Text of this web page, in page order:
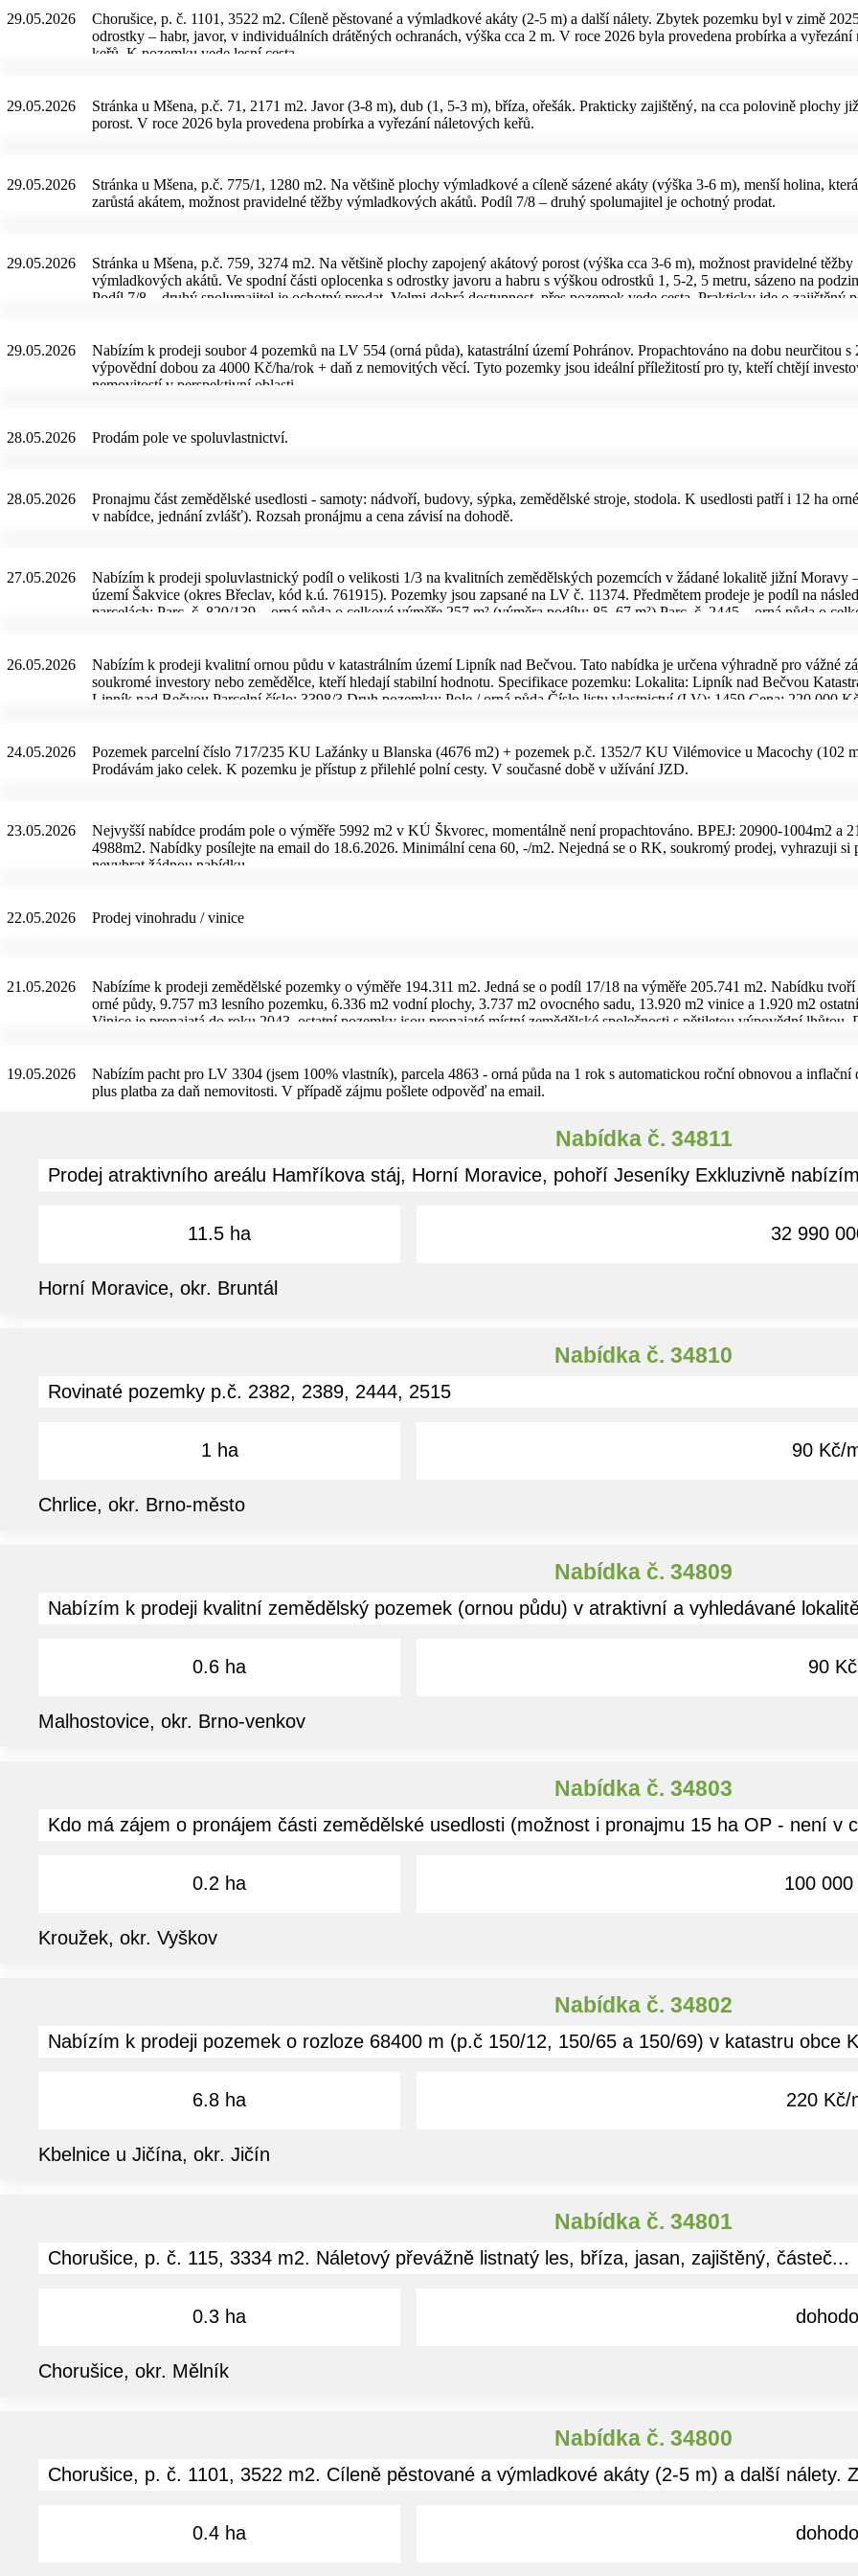
29.05.2026
Chorušice, p. č. 1101, 3522 m2. Cíleně pěstované a výmladkové akáty (2-5 m) a další nálety. Zbytek pozemku byl v zimě
odrostky – habr, javor, v individuálních drátěných ochranách, výška cca 2 m. V roce 2026 byla provedena probírka a vyřezání
keřů. K pozemku vede lesní cesta.
29.05.2026
Stránka u Mšena, p.č. 71, 2171 m2. Javor (3-8 m), dub (1, 5-3 m), bříza, ořešák. Prakticky zajištěný, na cca polovině plochy
porost. V roce 2026 byla provedena probírka a vyřezání náletových keřů.
29.05.2026
Stránka u Mšena, p.č. 775/1, 1280 m2. Na většině plochy výmladkové a cíleně sázené akáty (výška 3-6 m), menší holina,
zarůstá akátem, možnost pravidelné těžby výmladkových akátů. Podíl 7/8 – druhý spolumajitel je ochotný prodat.
29.05.2026
Stránka u Mšena, p.č. 759, 3274 m2. Na většině plochy zapojený akátový porost (výška cca 3-6 m), možnost pravidelné těžby
výmladkových akátů. Ve spodní části oplocenka s odrostky javoru a habru s výškou odrostků 1, 5-2, 5 metru, sázeno na
Podíl 7/8 – druhý spolumajitel je ochotný prodat. Velmi dobrá dostupnost, přes pozemek vede cesta. Prakticky jde o zajištěný
29.05.2026
Nabízím k prodeji soubor 4 pozemků na LV 554 (orná půda), katastrální území Pohránov. Propachtováno na dobu neurčitou s
výpovědní dobou za 4000 Kč/ha/rok + daň z nemovitých věcí. Tyto pozemky jsou ideální příležitostí pro ty, kteří chtějí
nemovitostí v perspektivní oblasti.
28.05.2026 Prodám pole ve spoluvlastnictví.
28.05.2026
Pronajmu část zemědělské usedlosti - samoty: nádvoří, budovy, sýpka, zemědělské stroje, stodola. K usedlosti patří i 12 ha
v nabídce, jednání zvlášť). Rozsah pronájmu a cena závisí na dohodě.
27.05.2026
Nabízím k prodeji spoluvlastnický podíl o velikosti 1/3 na kvalitních zemědělských pozemcích v žádané lokalitě jižní Moravy
území Šakvice (okres Břeclav, kód k.ú. 761915). Pozemky jsou zapsané na LV č. 11374. Předmětem prodeje je podíl na
parcelách: Parc. č. 820/139 – orná půda o celkové výměře 257 m² (výměra podílu: 85, 67 m²) Parc. č. 2445 – orná půda o
26.05.2026
Nabízím k prodeji kvalitní ornou půdu v katastrálním území Lipník nad Bečvou. Tato nabídka je určena výhradně pro vážné
soukromé investory nebo zemědělce, kteří hledají stabilní hodnotu. Specifikace pozemku: Lokalita: Lipník nad Bečvou
Lipník nad Bečvou Parcelní číslo: 3398/3 Druh pozemku: Pole / orná půda Číslo listu vlastnictví (LV): 1459 Cena: 220 000
mnou. Neplatíte žádnou provizi realitní kanceláři. DŮLEŽITÉ UPOZORNĚNÍ: Tento inzerát je určen pouze pro vážné a
zájemce. RK, překupníci a osoby, které s pozemky pouze kšeftují, prosím nereagujte. Nabídky od spekulantů budou
24.05.2026
Pozemek parcelní číslo 717/235 KU Lažánky u Blanska (4676 m2) + pozemek p.č. 1352/7 KU Vilémovice u Macochy (102
Prodávám jako celek. K pozemku je přístup z přilehlé polní cesty. V současné době v užívání JZD.
23.05.2026
Nejvyšší nabídce prodám pole o výměře 5992 m2 v KÚ Škvorec, momentálně není propachtováno. BPEJ: 20900-1004m2 a
4988m2. Nabídky posílejte na email do 18.6.2026. Minimální cena 60, -/m2. Nejedná se o RK, soukromý prodej, vyhrazuji si
nevybrat žádnou nabídku.
22.05.2026 Prodej vinohradu / vinice
21.05.2026
Nabízíme k prodeji zemědělské pozemky o výměře 194.311 m2. Jedná se o podíl 17/18 na výměře 205.741 m2. Nabídku
orné půdy, 9.757 m3 lesního pozemku, 6.336 m2 vodní plochy, 3.737 m2 ovocného sadu, 13.920 m2 vinice a 1.920 m2
Vinice je pronajatá do roku 2043, ostatní pozemky jsou pronajaté místní zemědělské společnosti s pětiletou výpovědní lhůtou.
prodávaných pozemků a LHO lesního pozemku zašleme na vyžádání emailem.
19.05.2026
Nabízím pacht pro LV 3304 (jsem 100% vlastník), parcela 4863 - orná půda na 1 rok s automatickou roční obnovou a inflační
plus platba za daň nemovitosti. V případě zájmu pošlete odpověď na email.
Nabídka č. 34811
Prodej atraktivního areálu Hamříkova stáj, Horní Moravice, pohoří Jeseníky Exkluzivně
11.5 ha 32 990
Horní Moravice, okr. Bruntál
Nabídka č. 34810
Rovinaté pozemky p.č. 2382, 2389, 2444, 2515
1 ha 90 Kč/
Chrlice, okr. Brno-město
Nabídka č. 34809
Nabízím k prodeji kvalitní zemědělský pozemek (ornou půdu) v atraktivní a vyhledávané
0.6 ha 90 Kč
Malhostovice, okr. Brno-venkov
Nabídka č. 34803
Kdo má zájem o pronájem části zemědělské usedlosti (možnost i pronajmu 15 ha OP - není v
0.2 ha 100 000
Kroužek, okr. Vyškov
Nabídka č. 34802
Nabízím k prodeji pozemek o rozloze 68400 m (p.č 150/12, 150/65 a 150/69) v katastru obce
6.8 ha 220 Kč/
Kbelnice u Jičína, okr. Jičín
Nabídka č. 34801
Chorušice, p. č. 115, 3334 m2. Náletový převážně listnatý les, bříza, jasan, zajištěný, částeč...
0.3 ha
Chorušice, okr. Mělník
Nabídka č. 34800
Chorušice, p. č. 1101, 3522 m2. Cíleně pěstované a výmladkové akáty (2-5 m) a další nálety.
0.4 ha